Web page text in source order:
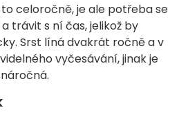
celoročně, je ale potřeba se
trávit s ní čas, jelikož by
Srst líná dvakrát ročně a v
vyčesávání, jinak je